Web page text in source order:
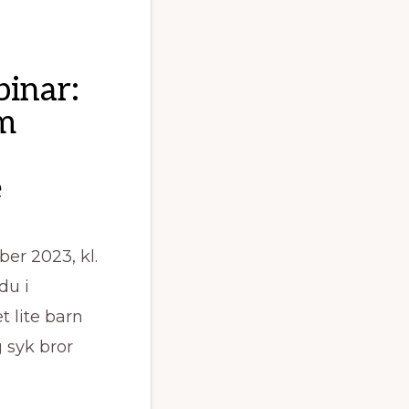
2023, kl.
i
lite barn
syk bror